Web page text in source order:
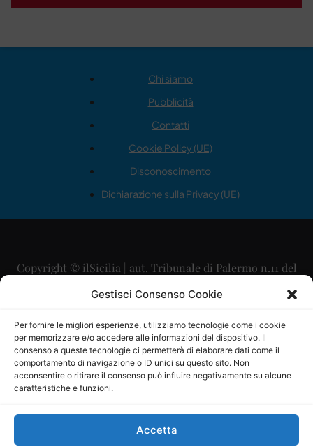
Gestisci Consenso Cookie
Per fornire le migliori esperienze, utilizziamo tecnologie come i cookie
per memorizzare e/o accedere alle informazioni del dispositivo. Il
consenso a queste tecnologie ci permetterà di elaborare dati come il
comportamento di navigazione o ID unici su questo sito. Non
acconsentire o ritirare il consenso può influire negativamente su alcune
caratteristiche e funzioni.
Accetta
Chi siamo
Pubblicità
Contatti
Cookie Policy (UE)
Disconoscimento
Dichiarazione sulla Privacy (UE)
Copyright © ilSicilia | aut. Tribunale di Palermo n.11 del
29/09/2015
Direttore Editoriale: Maurizio Scaglione
Direttore Responsabile: Maria Calabrese
P.IVA: 06334930820